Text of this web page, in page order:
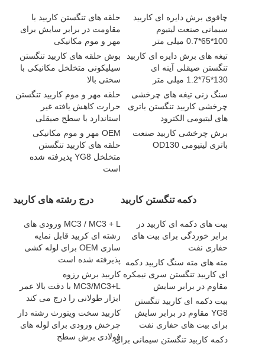
چاقوی برش دایره ای کاربید
سیمانی صنعت لیتیوم
100*65*0.7 میلی متر
تیغه های برش دایره ای کاربید
تنگستن صیقلی آینه ای
130*75*1.2 میلی متر
سنگ زنی تیغه های چرخشی
چرخشی کاربید تنگستن باتری
های لیتیومی الکترود
برش چرخشی کاربید صنعت
باتری لیتیومی OD130
حلقه های تنگستن کاربید با
مقاومت در برابر سایش برای
مهر و موم مکانیکی
بوش حلقه های کاربید تنگستن
سیلیکونی متخلخل مکانیکی با
سختی بالا
حلقه مهر و موم کاربید تنگستن
حرارت کاهش یافته غیر
استاندارد با سطح صیقلی
OEM مهر و موم مکانیکی
حلقه های کاربید تنگستن
متخلخل YG8 پذیرفته شده
است
دکمه تنگستن کاربید
بیت های دکمه ای کاربید در
برابر خوردگی برای بیت های
حفاری نفت
مته های مته سنگ کاربید دکمه
ای کاربید تنگستن سری نیمکره
مقاوم در برابر سایش
بیت دکمه ای کاربید تنگستن
YG8 مقاوم در برابر سایش
برای بیت های حفاری نفت
دکمه کاربید تنگستن سیمانی برای
درج رشته های کاربید
MC3 / MC3 + L ورودی های
رشته ای کربید قابل نمایه
سازی OEM برای لوله کشی
پذیرفته شده است
کاربید برش رزوه
MC3/MC3+L با دقت بالا عمر
ابزار طولانی را درج می کند
کاربید سخت ویتورث رشته دار
چرخش ورودی برای لوله های
فولادی برش سطح